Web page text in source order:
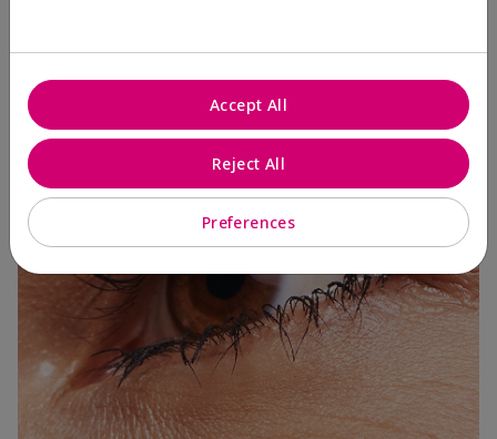
3 Capas
Preferences
Reject All
Accept All